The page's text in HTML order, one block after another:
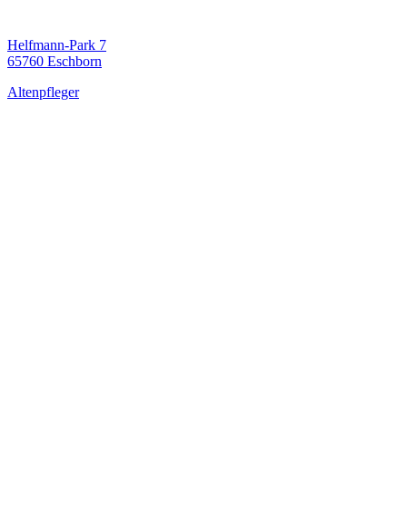
Helfmann-Park 7
65760 Eschborn
Altenpfleger